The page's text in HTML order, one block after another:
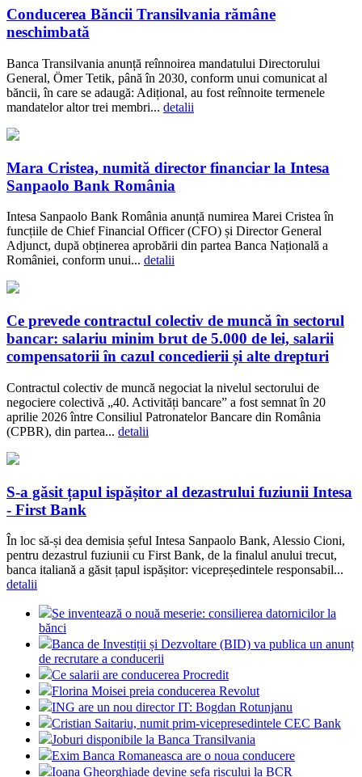
Conducerea Băncii Transilvania rămâne
neschimbată
Banca Transilvania anunță reînnoirea mandatului Directorului
General, Ömer Tetik, până în 2030, conform unui comunicat al
băncii, în care se adaugă: Adițional, au fost reînnoite termenele
mandatelor altor trei membri... detalii
Mara Cristea, numită director financiar la Intesa
Sanpaolo Bank România
Intesa Sanpaolo Bank România anunță numirea Marei Cristea în
funcțiile de Chief Financial Officer (CFO) și Director General
Adjunct, după obținerea aprobării din partea Banca Națională a
României, conform unui... detalii
Ce prevede contractul colectiv de muncă în sectorul
bancar: salariu minim brut de 5.000 de lei, salarii
compensatorii în cazul concedierii și alte drepturi
Contractul colectiv de muncă negociat la nivelul sectorului de
negociere colectivă „40. Activități bancare” a fost semnat în 20
aprilie 2026 între Consiliul Patronatelor Bancare din România
(CPBR), din partea... detalii
S-a găsit țapul ispășitor al dezastrului fuziunii Intesa
- First Bank
În loc să-și dea demisia șeful Intesa Sanpaolo Bank, Alessio Cioni,
pentru dezastrul fuziunii cu First Bank, de la finalul anului trecut,
banca italiană a găsit țapul ispășitor: vicepreședintele responsabil...
detalii
Se inventează o nouă meserie: consilierea datornicilor la
bănci
Banca de Investiții și Dezvoltare (BID) va publica un anunț
de recrutare a conducerii
Ce salarii are conducerea Procredit
Florina Moisei preia conducerea Revolut
ING are un nou director IT: Bogdan Rotunjanu
Cristian Saitariu, numit prim-vicepresedintele CEC Bank
Joburi disponibile la Banca Transilvania
Exim Banca Romaneasca are o noua conducere
Ioana Gheorghiade devine sefa riscului la BCR